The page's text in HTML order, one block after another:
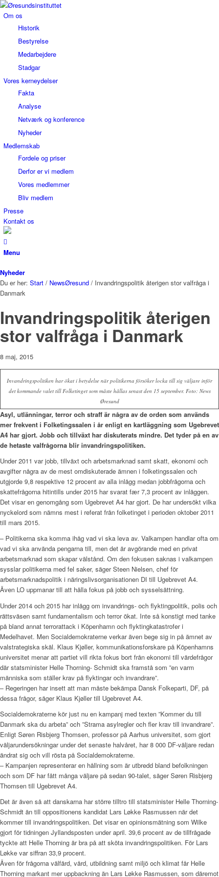
Om os
Historik
Bestyrelse
Medarbejdere
Stadgar
Vores kerneydelser
Fakta
Analyse
Netværk og konference
Nyheder
Medlemskab
Fordele og priser
Derfor er vi medlem
Vores medlemmer
Bliv medlem
Presse
Kontakt os
Menu
Nyheder
Du er her: Start / NewsØresund / Invandringspolitik återigen stor valfråga i
Danmark
Invandringspolitik återigen
stor valfråga i Danmark
8 maj, 2015
Invandringspolitiken har ökat i betydelse när politikerna försöker locka till sig väljare inför
det kommande valet till Folketinget som måste hållas senast den 15 september. Foto: News
Øresund
Asyl, utlänningar, terror och straff är några av de orden som används
mer frekvent i Folketingssalen i år enligt en kartläggning som Ugebrevet
A4 har gjort. Jobb och tillväxt har diskuterats mindre. Det tyder på en av
de hetaste valfrågorna blir invandringspolitiken.
Under 2011 var jobb, tillväxt och arbetsmarknad samt skatt, ekonomi och
avgifter några av de mest omdiskuterade ämnen i folketingssalen och
utgjorde 9,8 respektive 12 procent av alla inlägg medan jobbfrågorna och
skattefrågorna hitintills under 2015 har svarat fær 7,3 procent av inläggen.
Det visar en genomgång som Ugebrevet A4 har gjort. De har undersökt vilka
nyckelord som nämns mest i referat från folketinget i perioden oktober 2011
till mars 2015.
– Politikerna ska komma ihåg vad vi ska leva av. Valkampen handlar ofta om
vad vi ska använda pengarna till, men det är avgörande med en privat
arbetsmarknad som skapar välstånd. Om den fokusen saknas i valkampen
sysslar politikerna med fel saker, säger Steen Nielsen, chef för
arbetsmarknadspolitik i näringslivsorganisationen DI till Ugebrevet A4.
Även LO uppmanar till att hålla fokus på jobb och sysselsättning.
Under 2014 och 2015 har inlägg om invandrings- och flyktingpolitik, polis och
rättsväsen samt fundamentalism och terror ökat. Inte så konstigt med tanke
på bland annat terrorattack i Köpenhamn och flyktingkatastrofer i
Medelhavet. Men Socialdemokraterne verkar även bege sig in på ämnet av
valstrategiska skäl. Klaus Kjøller, kommunikationsforskare på Köpenhamns
universitet menar att partiet vill rikta fokus bort från ekonomi till värdefrågor
där statsminister Helle Thorning- Schmidt ska framstå som ”en varm
människa som ställer krav på flyktingar och invandrare”.
– Regeringen har insett att man måste bekämpa Dansk Folkeparti, DF, på
dessa frågor, säger Klaus Kjøller till Ugebrevet A4.
Socialdemokraterne kör just nu en kampanj med texten ”Kommer du till
Danmark ska du arbeta” och ”Strama asylregler och fler krav till invandrare”.
Enligt Søren Risbjerg Thomsen, professor på Aarhus universitet, som gjort
väljarundersökningar under det senaste halvåret, har 8 000 DF-väljare redan
ändrat sig och vill rösta på Socialdemokraterne.
– Kampanjen representerar en hållning som är utbredd bland befolkningen
och som DF har fått många väljare på sedan 90-talet, säger Søren Risbjerg
Thomsen till Ugebrevet A4.
Det är även så att danskarna har större tilltro till statsminister Helle Thorning-
Schmidt än till oppositionens kandidat Lars Løkke Rasmussen när det
kommer till invandringspolitiken. Det visar en opinionsmätning som Wilke
gjort för tidningen Jyllandsposten under april. 39,6 procent av de tillfrågade
tyckte att Helle Thorning är bra på att sköta invandringspolitiken. För Lars
Løkke var siffran 33,9 procent.
Även för frågorna välfärd, vård, utbildning samt miljö och klimat får Helle
Thorning markant mer uppbackning än Lars Løkke Rasmussen, som däremot